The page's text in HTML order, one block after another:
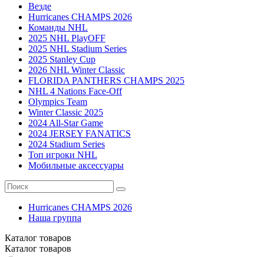
Везде
Hurricanes CHAMPS 2026
Команды NHL
2025 NHL PlayOFF
2025 NHL Stadium Series
2025 Stanley Cup
2026 NHL Winter Classic
FLORIDA PANTHERS CHAMPS 2025
NHL 4 Nations Face-Off
Olympics Team
Winter Classic 2025
2024 All-Star Game
2024 JERSEY FANATICS
2024 Stadium Series
Топ игроки NHL
Мобильные аксессуары
Hurricanes CHAMPS 2026
Наша группа
Каталог товаров
Каталог товаров